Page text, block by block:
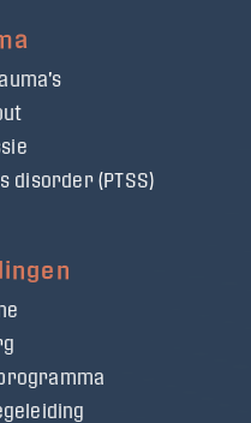
disorder (PTSS)